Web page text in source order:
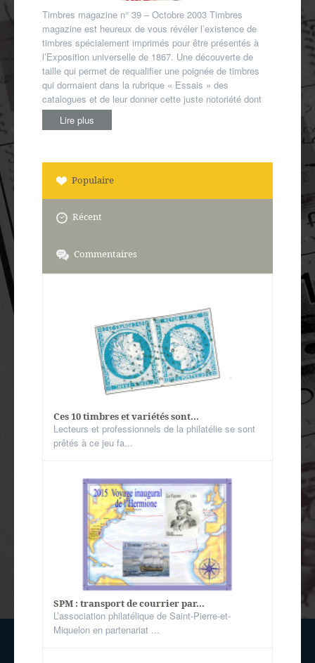
Timbres magazine n° 39 – Octobre 2003 Timbres
magazine est heureux de vous révéler l’existence de
timbres spécialement imprimés pour être présentés à
l’Exposition universelle de 1867. Une découverte de
taille qui permet de requalifier une poignée de timbres
qui dormaient dans la rubrique « Essais » des
catalogues et de leur donner cette juste notoriété dont
Lire plus
Populaire
Récent
Commentaires
Ces 10 timbres et variétés sont...
Lecteurs et professionnels de la philatélie se sont
prêtés à ce jeu fa...
SPM : transport de courrier par...
L’association philatélique de Saint-Pierre-et-
Miquelon en partenariat ...